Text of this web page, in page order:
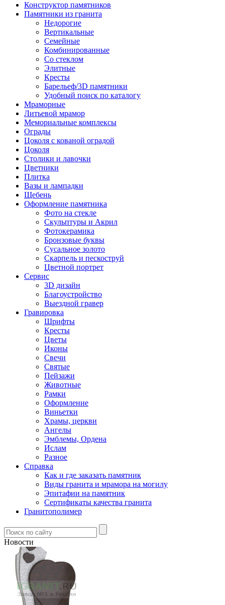
Конструктор памятников
Памятники из гранита
Недорогие
Вертикальные
Семейные
Комбинированные
Со стеклом
Элитные
Кресты
Барельеф/3D памятники
Удобный поиск по каталогу
Мраморные
Литьевой мрамор
Мемориальные комплексы
Ограды
Цоколя с кованой оградой
Цоколя
Столики и лавочки
Цветники
Плитка
Вазы и лампадки
Щебень
Оформление памятника
Фото на стекле
Скульптуры и Акрил
Фотокерамика
Бронзовые буквы
Сусальное золото
Скарпель и пескоструй
Цветной портрет
Сервис
3D дизайн
Благоустройство
Выездной гравер
Гравировка
Шрифты
Кресты
Цветы
Иконы
Свечи
Святые
Пейзажи
Животные
Рамки
Оформление
Виньетки
Храмы, церкви
Ангелы
Эмблемы, Ордена
Ислам
Разное
Справка
Как и где заказать памятник
Виды гранита и мрамора на могилу
Эпитафии на памятник
Сертификаты качества гранита
Гранитополимер
Новости